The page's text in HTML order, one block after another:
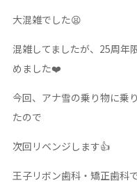
大混雑でした😫
混雑してましたが、25周年
めました❤️
今回、アナ雪の乗り物に乗
たので
次回リベンジします👍
王子リボン歯科・矯正歯科